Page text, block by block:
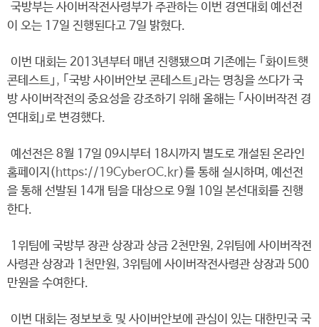
국방부는 사이버작전사령부가 주관하는 이번 경연대회 예선전
이 오는 17일 진행된다고 7일 밝혔다.
이번 대회는 2013년부터 매년 진행됐으며 기존에는 ｢화이트햇
콘테스트｣, ｢국방 사이버안보 콘테스트｣라는 명칭을 쓰다가 국
방 사이버작전의 중요성을 강조하기 위해 올해는 ｢사이버작전 경
연대회｣로 변경했다.
예선전은 8월 17일 09시부터 18시까지 별도로 개설된 온라인
홈페이지( https://19CyberOC.kr)를 통해 실시하며, 예선전
을 통해 선발된 14개 팀을 대상으로 9월 10일 본선대회를 진행
한다.
1위팀에 국방부 장관 상장과 상금 2천만원, 2위팀에 사이버작전
사령관 상장과 1천만원, 3위팀에 사이버작전사령관 상장과 500
만원을 수여한다.
이번 대회는 정보보호 및 사이버안보에 관심이 있는 대한민국 국